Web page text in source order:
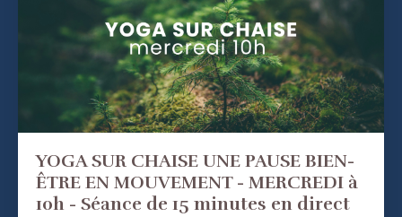
YOGA SUR CHAISE UNE PAUSE BIEN-
ÊTRE EN MOUVEMENT - MERCREDI à
10h - Séance de 15 minutes en direct